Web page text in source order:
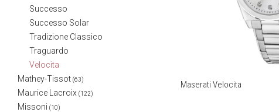
Successo
Successo Solar
Tradizione Classico
Traguardo
Velocita
Mathey-Tissot (63)
Maurice Lacroix (122)
Missoni (10)
Maserati Velocita